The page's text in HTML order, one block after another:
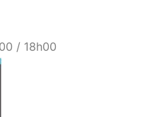
/ 18h00